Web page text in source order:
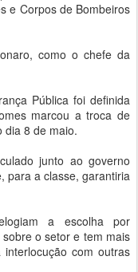
e Corpos de Bombeiros
como o chefe da
Pública foi definida
marcou a troca de
dia 8 de maio.
junto ao governo
para a classe, garantiria
a escolha por
o setor e tem mais
com outras